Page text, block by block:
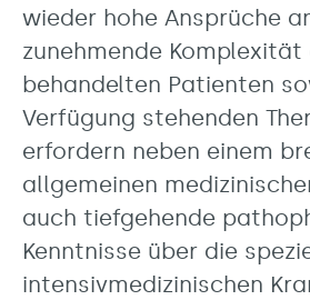
wieder hohe Ansprüche
zunehmende Komplexität
behandelten Patienten
Verfügung stehenden
erfordern neben einem
allgemeinen
auch tiefgehende
Kenntnisse über die
intensivmedizinischen